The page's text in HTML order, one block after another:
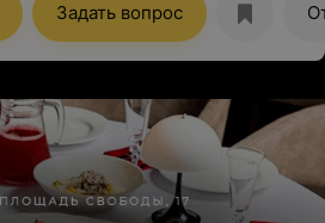
Задать вопрос